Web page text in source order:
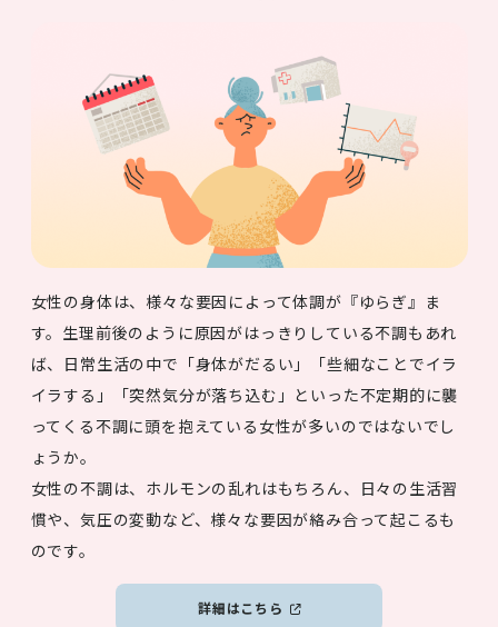
女性の身体は、様々な要因によって体調が『ゆらぎ』ま
す。生理前後のように原因がはっきりしている不調もあれ
ば、日常生活の中で「身体がだるい」「些細なことでイラ
イラする」「突然気分が落ち込む」といった不定期的に襲
ってくる不調に頭を抱えている女性が多いのではないでし
ょうか。
女性の不調は、ホルモンの乱れはもちろん、日々の生活習
慣や、気圧の変動など、様々な要因が絡み合って起こるも
のです。
詳細はこちら
別ウインドウで開きます